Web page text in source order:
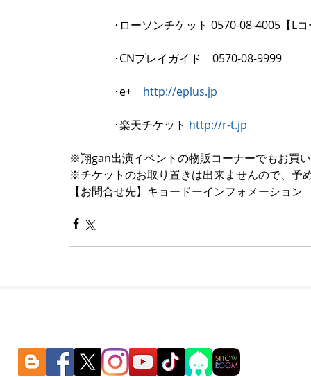
･ローソンチケット 0570-08-4005【Lコ
･CNプレイガイド　0570-08-9999
･e+ http://eplus.jp
･楽天チケット http://r-t.jp
※翔gan出演イベントの物販コーナーでもお買
※チケットのお取り置きは出来ませんので、予
【お問合せ先】キョードーインフォメーション